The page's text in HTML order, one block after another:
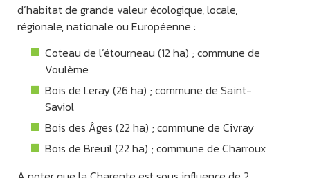
d’habitat de grande valeur écologique, locale,
régionale, nationale ou Européenne :
Coteau de l’étourneau (12 ha) ; commune de
Voulème
Bois de Leray (26 ha) ; commune de Saint-
Saviol
Bois des Âges (22 ha) ; commune de Civray
Bois de Breuil (22 ha) ; commune de Charroux